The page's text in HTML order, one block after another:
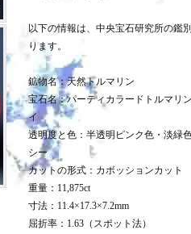
以下の情報は、中央宝石研究所の鑑
ります。
鉱物名：天然トルマリン
宝石名：パーティカラードトルマリ
イ
透明度と色：半透明ピンク色・淡緑
シー
カットの形式：カボッションカット
重量：11,875ct
寸法：11.4×17.3×7.2mm
屈折率：1.63（スポット法）